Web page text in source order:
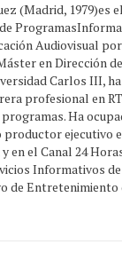
(Madrid, 1979)es
Audiovisual
en Dirección
Carlos III,
profesional en
Ha
productor ejecutivo
en el Canal 24
Informativos
de Entretenimiento